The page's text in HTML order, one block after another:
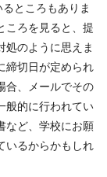
ところもありま
ころを見ると、提
処のように思えま
締切日が定められ
合、メールでその
般的に行われてい
など、学校にお願
いるからかもしれ